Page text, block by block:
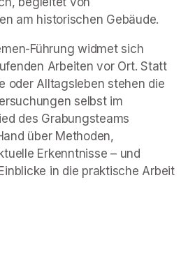
am historischen Gebäude.
Führung widmet sich
Arbeiten vor Ort. Statt
oder Alltagsleben stehen die
selbst im
des Grabungsteams
über Methoden,
Erkenntnisse – und
in die praktische Arbeit